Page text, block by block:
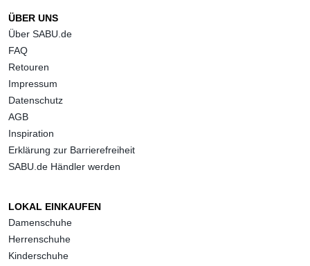
ÜBER UNS
Über SABU.de
FAQ
Retouren
Impressum
Datenschutz
AGB
Inspiration
Erklärung zur Barrierefreiheit
SABU.de Händler werden
LOKAL EINKAUFEN
Damenschuhe
Herrenschuhe
Kinderschuhe